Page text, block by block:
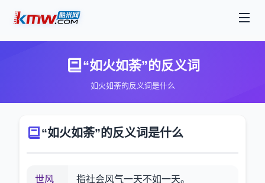
“如火如荼”的反义词
如火如荼的反义词是什么
“如火如荼”的反义词是什么
世风
指社会风气一天不如一天。